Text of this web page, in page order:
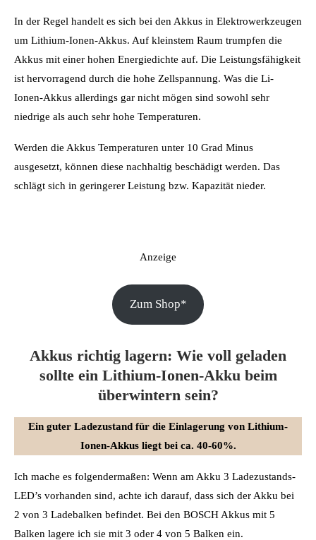
In der Regel handelt es sich bei den Akkus in Elektrowerkzeugen
um Lithium-Ionen-Akkus. Auf kleinstem Raum trumpfen die
Akkus mit einer hohen Energiedichte auf. Die Leistungsfähigkeit
ist hervorragend durch die hohe Zellspannung. Was die Li-
Ionen-Akkus allerdings gar nicht mögen sind sowohl sehr
niedrige als auch sehr hohe Temperaturen.
Werden die Akkus Temperaturen unter 10 Grad Minus
ausgesetzt, können diese nachhaltig beschädigt werden. Das
schlägt sich in geringerer Leistung bzw. Kapazität nieder.
Anzeige
Zum Shop*
Akkus richtig lagern: Wie voll geladen
sollte ein Lithium-Ionen-Akku beim
überwintern sein?
Ein guter Ladezustand für die Einlagerung von Lithium-
Ionen-Akkus liegt bei ca. 40-60%.
Ich mache es folgendermaßen: Wenn am Akku 3 Ladezustands-
LED’s vorhanden sind, achte ich darauf, dass sich der Akku bei
2 von 3 Ladebalken befindet. Bei den BOSCH Akkus mit 5
Balken lagere ich sie mit 3 oder 4 von 5 Balken ein.